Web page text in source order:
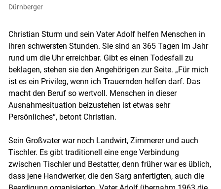
Skip to main content
Dürnberger
Christian Sturm und sein Vater Adolf helfen Menschen in
ihren schwersten Stunden. Sie sind an 365 Tagen im Jahr
rund um die Uhr erreichbar. Gibt es einen Todesfall zu
beklagen, stehen sie den Angehörigen zur Seite. „Für mich
ist es ein Privileg, wenn ich Trauernden helfen darf. Das
macht den Beruf so wertvoll. Menschen in dieser
Ausnahmesituation beizustehen ist etwas sehr
Persönliches“, betont Christian.
Sein Großvater war noch Landwirt, Zimmerer und auch
Tischler. Es gibt traditionell eine enge Verbindung
zwischen Tischler und Bestatter, denn früher war es üblich,
dass jene Handwerker, die den Sarg anfertigten, auch die